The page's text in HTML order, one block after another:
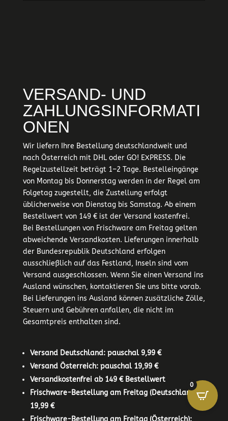
VERSAND- UND
ZAHLUNGSINFORMATI
ONEN
Wir liefern Ihre Bestellung deutschlandweit und
nach Österreich mit DHL oder GO! EXPRESS. Die
Regelzustellzeit beträgt 1–2 Tage. Bestelleingänge
von Montag bis Donnerstag werden in der Regel am
Folgetag zugestellt, die Zustellung erfolgt
üblicherweise von Dienstag bis Samstag. Ab einem
Bestellwert von 149 € ist der Versand kostenfrei.
Bei Bestellungen von Frischware am Freitag gelten
abweichende Versandkosten. Lieferungen innerhalb
der Bundesrepublik Deutschland erfolgen
ausschließlich auf das Festland, Inseln sind vom
Versand ausgeschlossen. Wenn Sie einen Versand ins
Ausland wünschen, kontaktieren Sie uns bitte vorab.
Bei Lieferungen ins Ausland können zusätzliche Zölle,
Steuern und Gebühren anfallen, die nicht im
Gesamtpreis enthalten sind.
Versand Deutschland: pauschal 9,99 €
Versand Österreich: pauschal 19,99 €
Versandkostenfrei ab 149 € Bestellwert
Frischware-Bestellung am Freitag (Deutschland):
19,99 €
0